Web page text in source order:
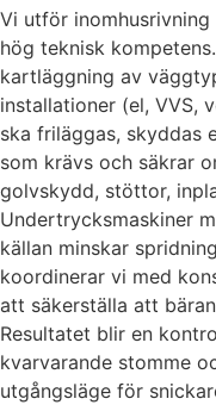
Vi utför
hög teknisk
kartläggning av
installationer (el, VVS,
ska friläggas, skyddas
som krävs och säkrar
golvskydd, stöttor,
Undertrycksmaskiner
källan minskar
koordinerar vi med
att säkerställa att
Resultatet blir en
kvarvarande stomme
utgångsläge för